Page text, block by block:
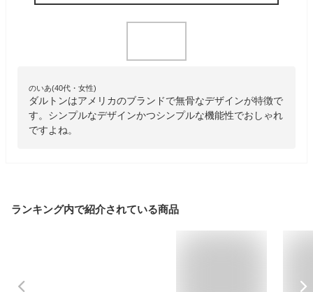
のいあ(40代・女性)
ダルトンはアメリカのブランドで無骨なデザインが特徴で
す。シンプルなデザインかつシンプルな機能性でおしゃれ
ですよね。
ランキング内で紹介されている商品